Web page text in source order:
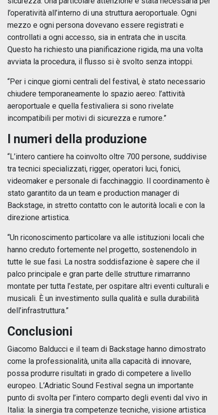
l’operatività all’interno di una struttura aeroportuale. Ogni
mezzo e ogni persona dovevano essere registrati e
controllati a ogni accesso, sia in entrata che in uscita.
Questo ha richiesto una pianificazione rigida, ma una volta
avviata la procedura, il flusso si è svolto senza intoppi.
“Per i cinque giorni centrali del festival, è stato necessario
chiudere temporaneamente lo spazio aereo: l’attività
aeroportuale e quella festivaliera si sono rivelate
incompatibili per motivi di sicurezza e rumore.”
I numeri della produzione
“L’intero cantiere ha coinvolto oltre 700 persone, suddivise
tra tecnici specializzati, rigger, operatori luci, fonici,
videomaker e personale di facchinaggio. Il coordinamento è
stato garantito da un team e production manager di
Backstage, in stretto contatto con le autorità locali e con la
direzione artistica.
“Un riconoscimento particolare va alle istituzioni locali che
hanno creduto fortemente nel progetto, sostenendolo in
tutte le sue fasi. La nostra soddisfazione è sapere che il
palco principale e gran parte delle strutture rimarranno
montate per tutta l’estate, per ospitare altri eventi culturali e
musicali. È un investimento sulla qualità e sulla durabilità
dell’infrastruttura.”
Conclusioni
Giacomo Balducci e il team di Backstage hanno dimostrato
come la professionalità, unita alla capacità di innovare,
possa produrre risultati in grado di competere a livello
europeo. L’Adriatic Sound Festival segna un importante
punto di svolta per l’intero comparto degli eventi dal vivo in
Italia: la sinergia tra competenze tecniche, visione artistica